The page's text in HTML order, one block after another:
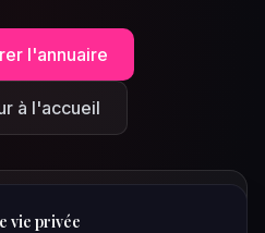
l'annuaire
à l'accueil
vie privée